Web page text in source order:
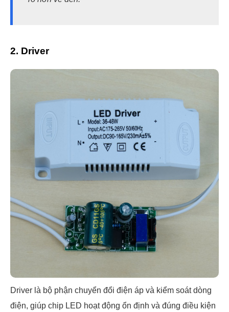
2. Driver
Driver là bộ phận chuyển đổi điện áp và kiểm soát dòng
điện, giúp chip LED hoạt động ổn định và đúng điều kiện